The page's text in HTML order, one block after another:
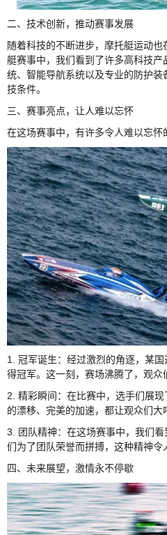
二、技术创新，推动赛事发展
随着科技的不断进步，摩托艇运动
艇赛事中，我们看到了许多高科技
统、智能导航系统以及专业的防护
技条件。
三、赛事亮点，让人难以忘怀
在这场赛事中，有许多令人难以忘怀
1. 冠军诞生：经过激烈的角逐，某
得冠军。这一刻，赛场沸腾了，观众
2. 精彩瞬间：在比赛中，选手们展
的漂移、完美的加速，都让观众们大
3. 团队精神：在这场赛事中，我们
们为了团队荣誉而拼搏，这种精神令
四、未来展望，激情永不停歇